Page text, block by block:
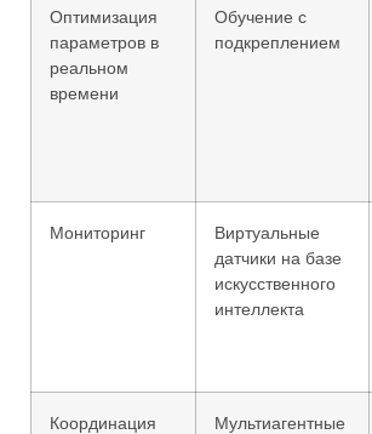
Оптимизация
параметров в
реальном
времени
Обучение с
подкреплением
Мониторинг
Виртуальные
датчики на базе
искусственного
интеллекта
Координация
Мультиагентные